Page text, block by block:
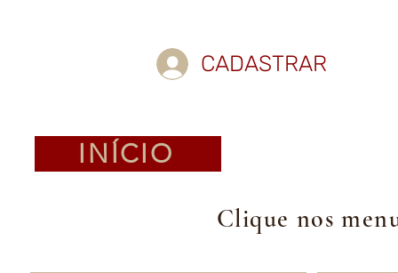
CADASTRAR
INÍCIO
Clique nos